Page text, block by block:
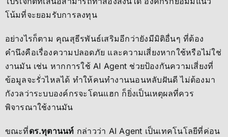
โน้มที่จะยอมรับการลงทุน
อย่างไรก็ตาม คุณสุธีรพันธ์เสริมอีกว่ายังมีมิติอื่นๆ ที่ต้อง
คำนึงคือเรื่องความปลอดภัย และความเสี่ยงหากใช้หรือไม่ใช่
งานมัน เช่น หากการใช้ AI Agent ช่วยป้องกันความเสี่ยงที่
ข้อมูลจะรั่วไหลได้ ทำให้คนทำงานนอนหลับฝันดี ไม่ต้องมา
กังวลว่าระบบองค์กรจะโดนแฮก ก็ยิ่งเป็นเหตุผลที่ควร
พิจารณาใช้งานมัน
ขณะที่ดร.ทุตานนท์ กล่าวว่า AI Agent เป็นเทคโนโลยีที่ค่อน